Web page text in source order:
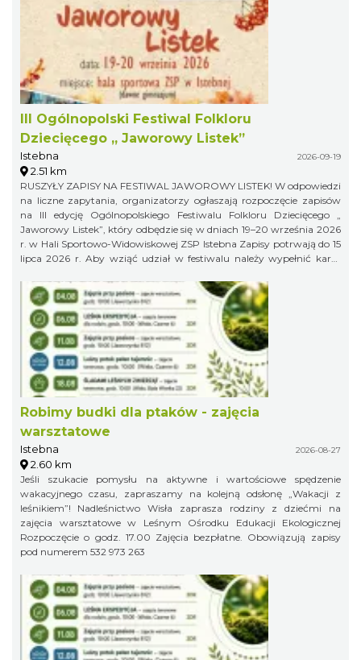
III Ogólnopolski Festiwal Folkloru
Dziecięcego „ Jaworowy Listek”
Istebna 2026-09-19
2.51 km
RUSZYŁY ZAPISY NA FESTIWAL JAWOROWY LISTEK! W odpowiedzi
na liczne zapytania, organizatorzy ogłaszają rozpoczęcie zapisów
na III edycję Ogólnopolskiego Festiwalu Folkloru Dziecięcego „
Jaworowy Listek”, który odbędzie się w dniach 19–20 września 2026
r. w Hali Sportowo-Widowiskowej ZSP Istebna Zapisy potrwają do 15
lipca 2026 r. Aby wziąć udział w festiwalu należy wypełnić kartę
jaworowylistek@gmail.com
Robimy budki dla ptaków - zajęcia
warsztatowe
Istebna 2026-08-27
2.60 km
Jeśli szukacie pomysłu na aktywne i wartościowe spędzenie
wakacyjnego czasu, zapraszamy na kolejną odsłonę „Wakacji z
leśnikiem”! Nadleśnictwo Wisła zaprasza rodziny z dziećmi na
zajęcia warsztatowe w Leśnym Ośrodku Edukacji Ekologicznej
Rozpoczęcie o godz. 17.00 Zajęcia bezpłatne. Obowiązują zapisy
pod numerem 532 973 263